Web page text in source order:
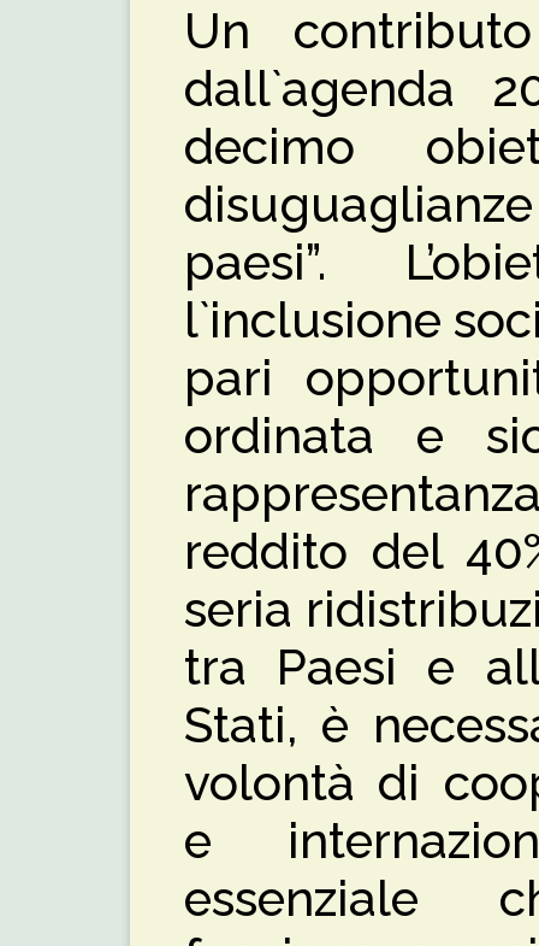
Un
dall`agenda
decimo
paesi”.
l`inclusione
pari
ordinata e
reddito del
seria
tra Paesi e
Stati, è
volontà di
e
essenziale